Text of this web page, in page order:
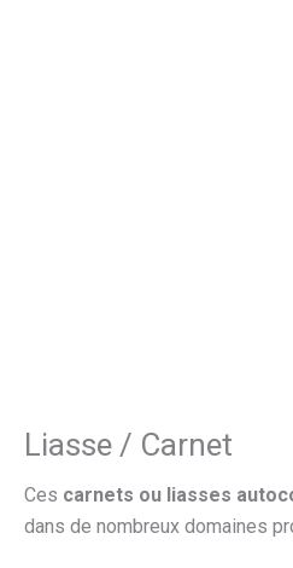
Liasse / Carnet
Ces carnets ou liasses
dans de nombreux domaines